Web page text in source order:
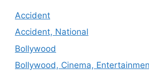
Accident
Accident, National
Bollywood
Bollywood, Cinema,